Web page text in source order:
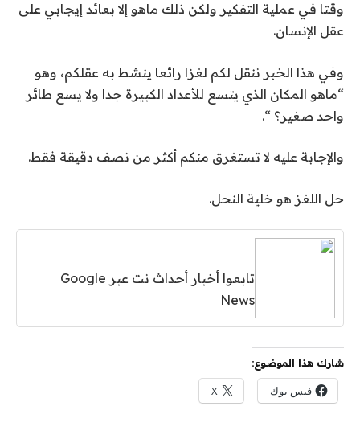
وقتا في عملية التفكير ولكن ذلك ماهو إلا بعائد إيجابي على
عقل الإنسان.
وفي هذا الخبر ننقل لكم لغزا رائعا ينشط به عقلكم، وهو
“ماهو المكان الذي يتسع للأعداد الكبيرة جدا ولا يسع طائر
واحد صغير؟ “.
والإجابة عليه لا تستغرق منكم أكثر من نصف دقيقة فقط.
حل اللغز هو خلية النحل.
تابعوا أخبار أحداث نت عبر Google
News
شارك هذا الموضوع:
فيس بوك X